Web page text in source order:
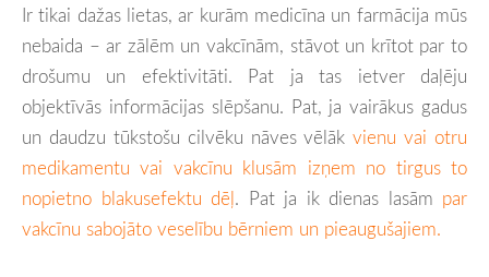
Ir tikai dažas lietas, ar kurām medicīna un farmācija mūs
nebaida – ar zālēm un vakcīnām, stāvot un krītot par to
drošumu un efektivitāti. Pat ja tas ietver daļēju
objektīvās informācijas slēpšanu. Pat, ja vairākus gadus
un daudzu tūkstošu cilvēku nāves vēlākvienu vai otru
medikamentu vai vakcīnu klusām izņem no tirgus to
nopietno blakusefektu dēļ. Pat ja ik dienas lasām par
vakcīnu sabojāto veselību bērniem un pieaugušajiem.